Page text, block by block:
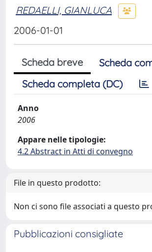
REDAELLI, GIANLUCA
2006-01-01
Scheda breve
Scheda
Scheda completa (DC)
Anno
2006
Appare nelle tipologie:
4.2 Abstract in Atti di convegno
File in questo prodotto:
Non ci sono file associati a questo
Pubblicazioni consigliate